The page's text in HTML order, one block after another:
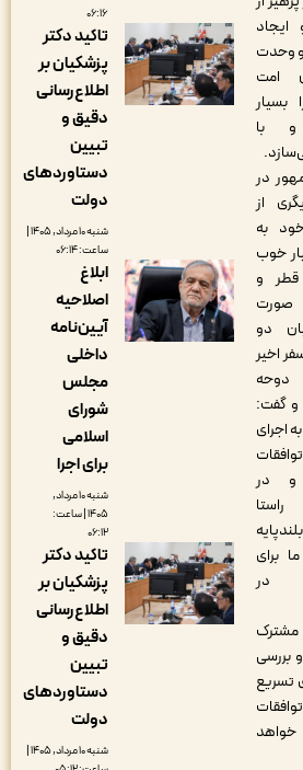
تاکید دکتر
پزشکیان بر
اطلاع‌رسانی
دستاوردهای
شنبه ۱۰ مرداد, ۱۴۰۵ |
ابلاغ
اصلاحیه
آیین‌نامه
برای اجرا
شنبه ۱۰ مرداد,
۱۴۰۵ | ساعت:
تاکید دکتر
پزشکیان بر
اطلاع‌رسانی
دستاوردهای
شنبه ۱۰ مرداد, ۱۴۰۵ |